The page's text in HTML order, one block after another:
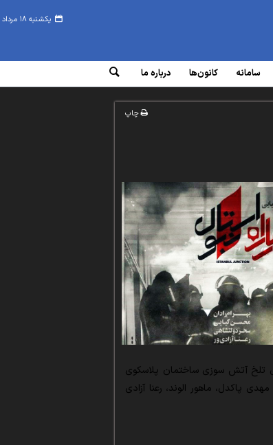
یکشنبه ۱۸ مرداد ۱۴۰۵
سامانه‌ کانون‌ها درباره ما
چاپ
ی تلخ آتش سوزی ساختمان پلاسکوی
پاکدل، ماهور الوند، رعنا آزادی